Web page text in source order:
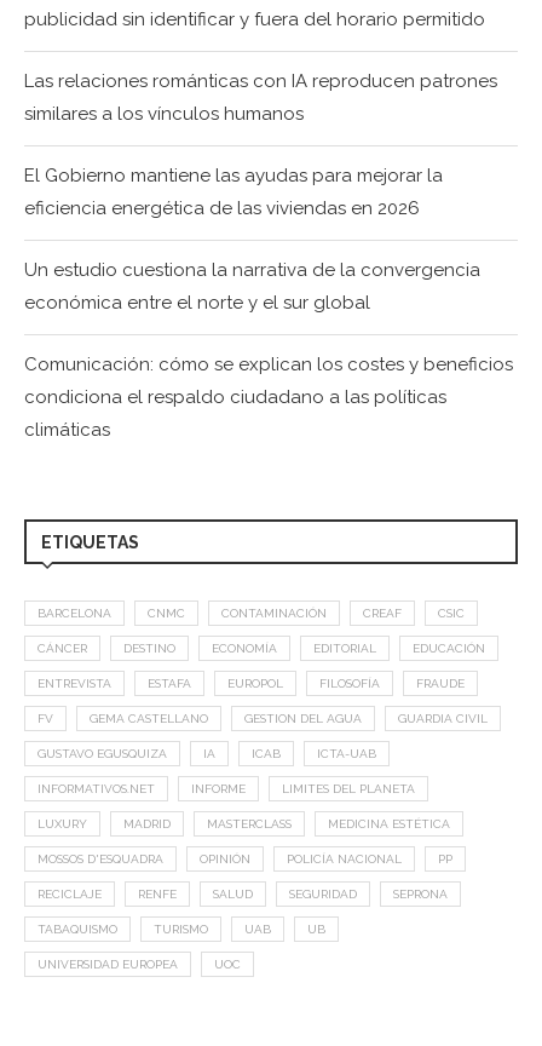
publicidad sin identificar y fuera del horario permitido
Las relaciones románticas con IA reproducen patrones
similares a los vínculos humanos
El Gobierno mantiene las ayudas para mejorar la
eficiencia energética de las viviendas en 2026
Un estudio cuestiona la narrativa de la convergencia
económica entre el norte y el sur global
Comunicación: cómo se explican los costes y beneficios
condiciona el respaldo ciudadano a las políticas
climáticas
ETIQUETAS
BARCELONA CNMC CONTAMINACIÓN CREAF CSIC
CÁNCER DESTINO ECONOMÍA EDITORIAL EDUCACIÓN
ENTREVISTA ESTAFA EUROPOL FILOSOFÍA FRAUDE
FV GEMA CASTELLANO GESTION DEL AGUA GUARDIA CIVIL
GUSTAVO EGUSQUIZA IA ICAB ICTA-UAB
INFORMATIVOS.NET INFORME LIMITES DEL PLANETA
LUXURY MADRID MASTERCLASS MEDICINA ESTÉTICA
MOSSOS D'ESQUADRA OPINIÓN POLICÍA NACIONAL PP
RECICLAJE RENFE SALUD SEGURIDAD SEPRONA
TABAQUISMO TURISMO UAB UB
UNIVERSIDAD EUROPEA UOC